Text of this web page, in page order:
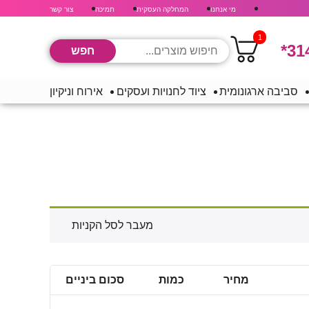
מי אנחנו המחלקה העסקית תמיכה צור קשר
1
סביבה ארגונומית ציוד לחנויות ועסקים אירוח וניקיון
מעבר לסל הקניות
מחיר כמות סכום ביניים